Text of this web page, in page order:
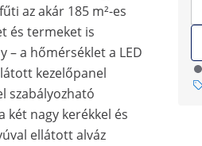
az akár 185 m²-es
és termeket is
– a hőmérséklet a LED
kezelőpanel
szabályozható
két nagy kerékkel és
ellátott alváz